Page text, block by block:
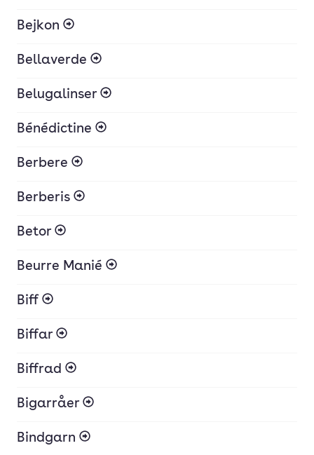
Bejkon
Bellaverde
Belugalinser
Bénédictine
Berbere
Berberis
Betor
Beurre Manié
Biff
Biffar
Biffrad
Bigarråer
Bindgarn